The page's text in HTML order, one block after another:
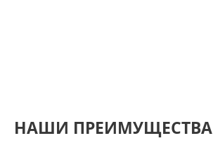
НАШИ ПРЕИМУЩЕСТВА